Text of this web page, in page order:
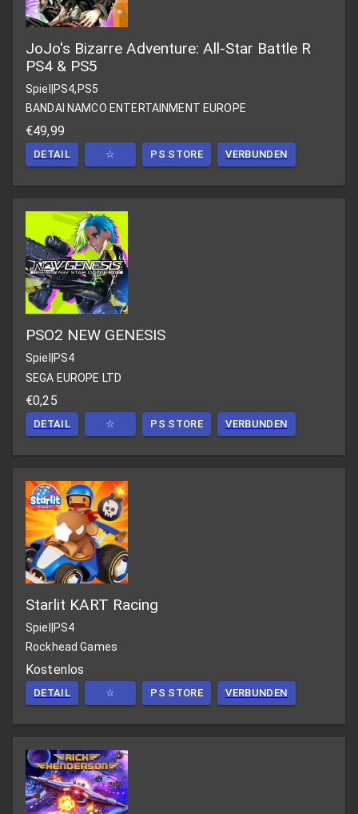
JoJo's Bizarre Adventure: All-Star Battle R
PS4 & PS5
Spiel|PS4,PS5
BANDAI NAMCO ENTERTAINMENT EUROPE
€49,99
DETAIL ☆ PS STORE VERBUNDEN
PSO2 NEW GENESIS
Spiel
PS4
SEGA EUROPE LTD
€0,25
DETAIL ☆ PS STORE VERBUNDEN
Starlit KART Racing
Spiel|PS4
Rockhead Games
Kostenlos
DETAIL ☆ PS STORE VERBUNDEN